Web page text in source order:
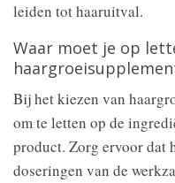
leiden tot haaruitval.
Waar moet je op
Bij het kiezen van
om te letten op de
product. Zorg ervoor dat
doseringen van de